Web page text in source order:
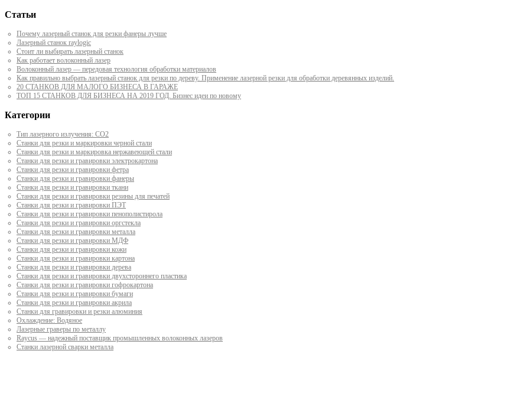
Статьи
Почему лазерный станок для резки фанеры лучше
Лазерный станок raylogic
Стоит ли выбирать лазерный станок
Как работает волоконный лазер
Волоконный лазер — передовая технология обработки материалов
Как правильно выбрать лазерный станок для резки по дереву. Применение лазерной резки для обработки деревянных изделий.
20 СТАНКОВ ДЛЯ МАЛОГО БИЗНЕСА В ГАРАЖЕ
ТОП 15 СТАНКОВ ДЛЯ БИЗНЕСА НА 2019 ГОД. Бизнес идеи по новому
Категории
Тип лазерного излучения: СО2
Станки для резки и маркировки черной стали
Станки для резки и маркировка нержавеющей стали
Станки для резки и гравировки электрокартона
Станки для резки и гравировки фетра
Станки для резки и гравировки фанеры
Станки для резки и гравировки ткани
Станки для резки и гравировки резины для печатей
Станки для резки и гравировки ПЭТ
Станки для резки и гравировки пенополистирола
Станки для резки и гравировки оргстекла
Станки для резки и гравировки металла
Станки для резки и гравировки МДФ
Станки для резки и гравировки кожи
Станки для резки и гравировки картона
Станки для резки и гравировки дерева
Станки для резки и гравировки двухстороннего пластика
Станки для резки и гравировки гофрокартона
Станки для резки и гравировки бумаги
Станки для резки и гравировки акрила
Станки для гравировки и резки алюминия
Охлаждение: Водяное
Лазерные граверы по металлу
Raycus — надежный поставщик промышленных волоконных лазеров
Cтанки лазерной сварки металла